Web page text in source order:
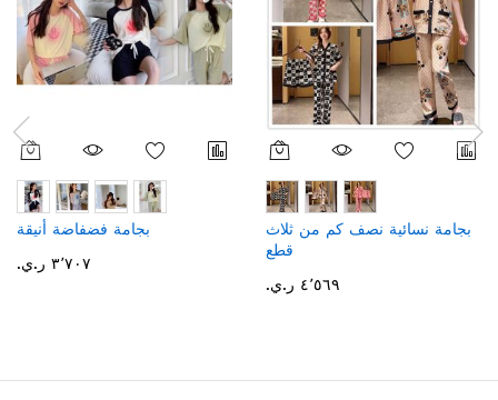
بجامة فضفاضة أنيقة
٣٬٧٠٧ ر.ي.‏
بجامة نسائية نصف كم من ثلاث
قطع
٤٬٥٦٩ ر.ي.‏